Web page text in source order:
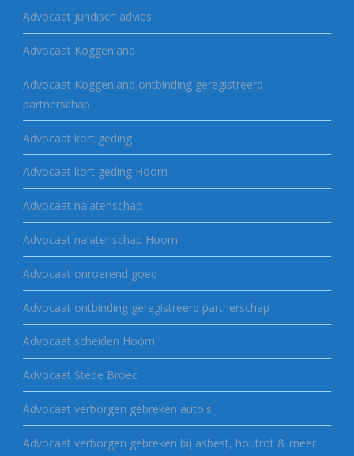
Advocaat juridisch advies
Advocaat Koggenland
Advocaat Koggenland ontbinding geregistreerd
partnerschap
Advocaat kort geding
Advocaat kort geding Hoorn
Advocaat nalatenschap
Advocaat nalatenschap Hoorn
Advocaat onroerend goed
Advocaat ontbinding geregistreerd partnerschap
Advocaat scheiden Hoorn
Advocaat Stede Broec
Advocaat verborgen gebreken auto's
Advocaat verborgen gebreken bij asbest, houtrot & meer